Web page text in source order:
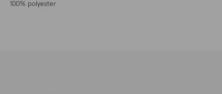
100% polyester